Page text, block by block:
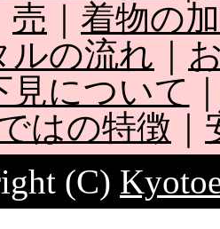
売
着物の
ルの流れ
見について
はの特徴
(C)